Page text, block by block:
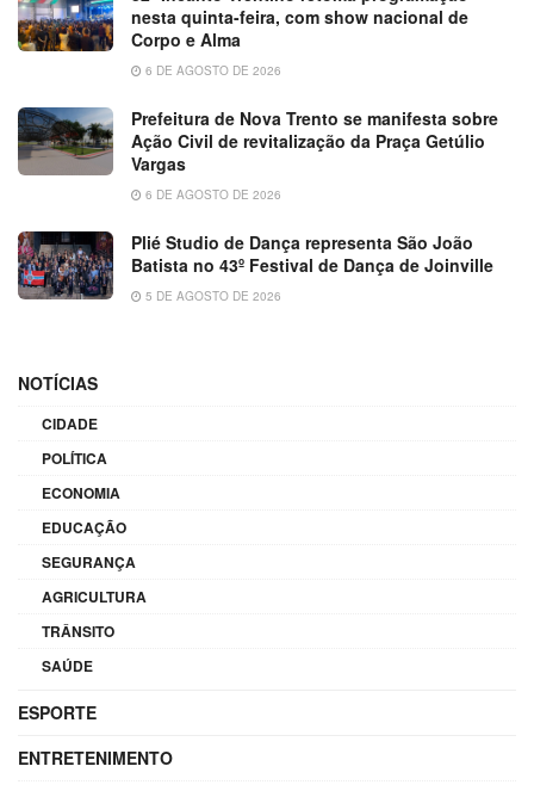
nesta quinta-feira, com show nacional de
Corpo e Alma
6 DE AGOSTO DE 2026
Prefeitura de Nova Trento se manifesta sobre
Ação Civil de revitalização da Praça Getúlio
Vargas
6 DE AGOSTO DE 2026
Plié Studio de Dança representa São João
Batista no 43º Festival de Dança de Joinville
5 DE AGOSTO DE 2026
NOTÍCIAS
CIDADE
POLÍTICA
ECONOMIA
EDUCAÇÃO
SEGURANÇA
AGRICULTURA
TRÂNSITO
SAÚDE
ESPORTE
ENTRETENIMENTO